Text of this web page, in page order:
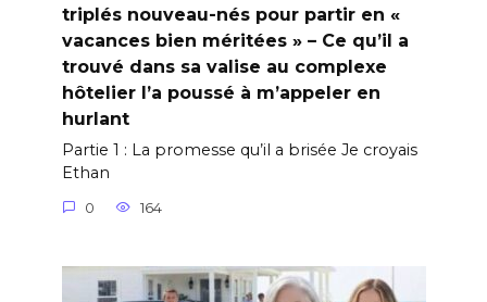
triplés nouveau-nés pour partir en «
vacances bien méritées » – Ce qu’il a
trouvé dans sa valise au complexe
hôtelier l’a poussé à m’appeler en
hurlant
Partie 1 : La promesse qu’il a brisée Je croyais
Ethan
0 164